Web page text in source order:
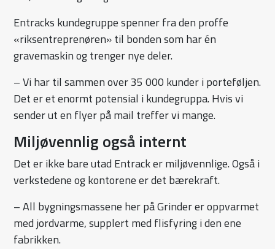
Entracks kundegruppe spenner fra den proffe
«riksentreprenøren» til bonden som har én
gravemaskin og trenger nye deler.
– Vi har til sammen over 35 000 kunder i porteføljen.
Det er et enormt potensial i kundegruppa. Hvis vi
sender ut en flyer på mail treffer vi mange.
Miljøvennlig også internt
Det er ikke bare utad Entrack er miljøvennlige. Også i
verkstedene og kontorene er det bærekraft.
– All bygningsmassene her på Grinder er oppvarmet
med jordvarme, supplert med flisfyring i den ene
fabrikken.